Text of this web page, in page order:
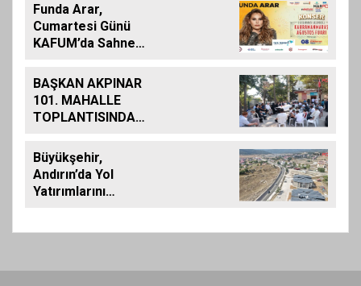
Funda Arar,
Cumartesi Günü
KAFUM’da Sahne
BAŞKAN AKPINAR
101. MAHALLE
TOPLANTISINDA
MAHALLESİ
SAKİNLERİYLE
BULUŞTU
Büyükşehir,
Andırın’da Yol
Yatırımlarını